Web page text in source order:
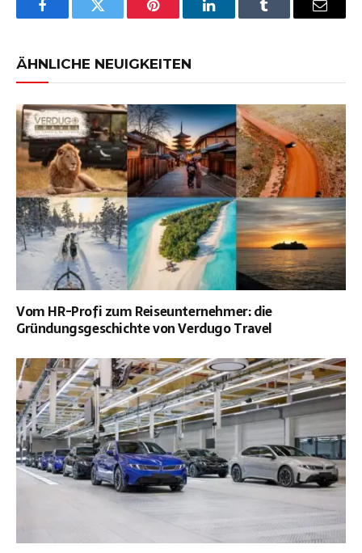
FacebookTwitter Pinterest LinkedInTumblr Email
ÄHNLICHE NEUIGKEITEN
Vom HR-Profi zum Reiseunternehmer: die
Gründungsgeschichte von Verdugo Travel